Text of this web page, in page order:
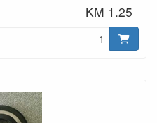
KM 1.25